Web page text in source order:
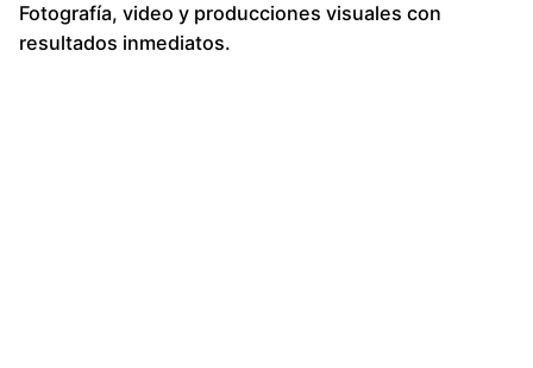
Fotografía, video y producciones visuales con
resultados inmediatos.